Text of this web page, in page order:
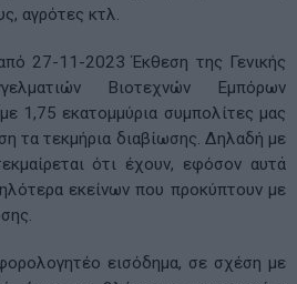
αγρότες κτλ.
27-11-2023 Έκθεση της Γενικής
Βιοτεχνών Εμπόρων
1,75 εκατομμύρια συμπολίτες μας
τα τεκμήρια διαβίωσης. Δηλαδή με
ότι έχουν, εφόσον αυτά
εκείνων που προκύπτουν με
εισόδημα, σε σχέση με